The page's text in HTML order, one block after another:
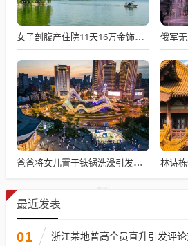
女子剖腹产住院11天16万金饰被偷
爸爸将女儿置于铁锅洗澡引发争议，生死攸关的选择 林诗
最近发表
01 浙江某地普高全员直升引发评